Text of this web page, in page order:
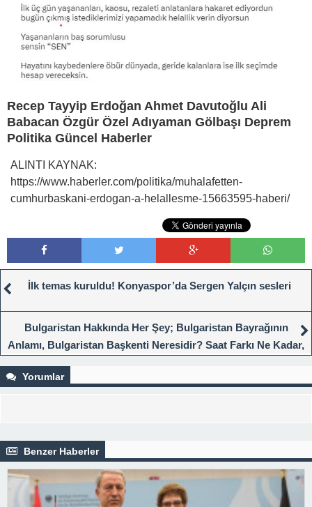
Recep Tayyip Erdoğan Ahmet Davutoğlu Ali
Babacan Özgür Özel Adıyaman Gölbaşı Deprem
Politika Güncel Haberler
ALINTI KAYNAK:
https://www.haberler.com/politika/muhalafetten-
cumhurbaskani-erdogan-a-helallesme-15663595-haberi/
İlk temas kuruldu! Konyaspor’da Sergen Yalçın sesleri
Bulgaristan Hakkında Her Şey; Bulgaristan Bayrağının
Anlamı, Bulgaristan Başkenti Neresidir? Saat Farkı Ne Kadar,
Yorumlar
Benzer Haberler